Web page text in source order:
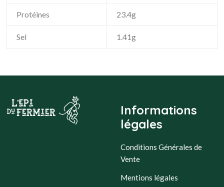
Protéines 23.4g
Sel 1.41g
Informations
légales
Conditions Générales de
Vente
Mentions légales